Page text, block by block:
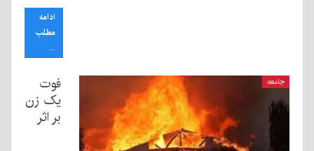
ادامه
مطلب
...
جامعه
فوت
یک زن
بر اثر